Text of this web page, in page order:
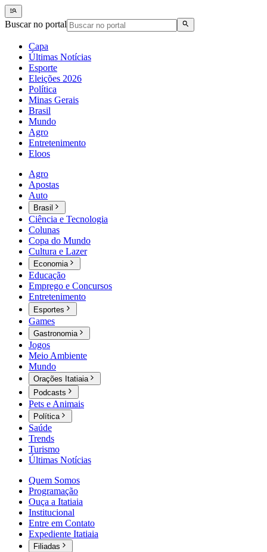
Buscar no portal
Capa
Últimas Notícias
Esporte
Eleições 2026
Política
Minas Gerais
Brasil
Mundo
Agro
Entretenimento
Eloos
Agro
Apostas
Auto
Brasil
Ciência e Tecnologia
Colunas
Copa do Mundo
Cultura e Lazer
Economia
Educação
Emprego e Concursos
Entretenimento
Esportes
Games
Gastronomia
Jogos
Meio Ambiente
Mundo
Orações Itatiaia
Podcasts
Pets e Animais
Política
Saúde
Trends
Turismo
Últimas Notícias
Quem Somos
Programação
Ouça a Itatiaia
Institucional
Entre em Contato
Expediente Itatiaia
Filiadas